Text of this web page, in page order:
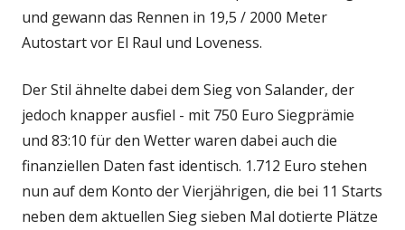
und gewann das Rennen in 19,5 / 2000 Meter
Autostart vor El Raul und Loveness.
Der Stil ähnelte dabei dem Sieg von Salander, der
jedoch knapper ausfiel - mit 750 Euro Siegprämie
und 83:10 für den Wetter waren dabei auch die
finanziellen Daten fast identisch. 1.712 Euro stehen
nun auf dem Konto der Vierjährigen, die bei 11 Starts
neben dem aktuellen Sieg sieben Mal dotierte Plätze